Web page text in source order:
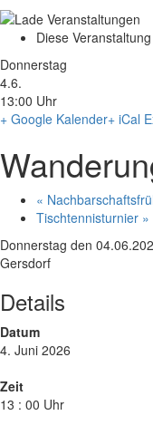
Diese
Donnerstag
4.6.
13:00 Uhr
+ Google Kalender+ iCal
«
Tischtennisturnier »
Donnerstag den
Gersdorf
Details
Datum
4. Juni 2026
Zeit
13 : 00 Uhr